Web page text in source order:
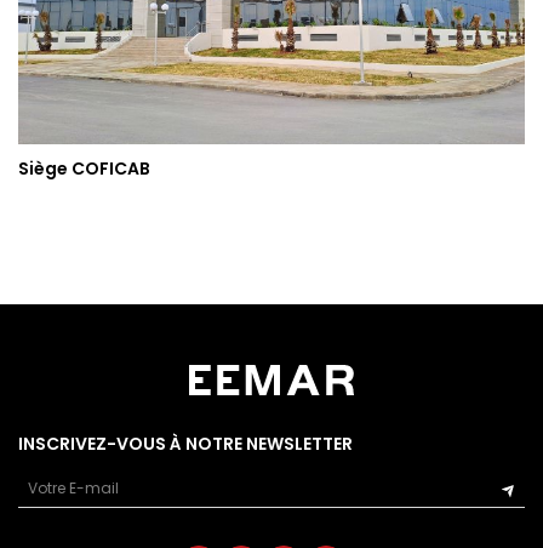
Siège COFICAB
INSCRIVEZ-VOUS À NOTRE NEWSLETTER